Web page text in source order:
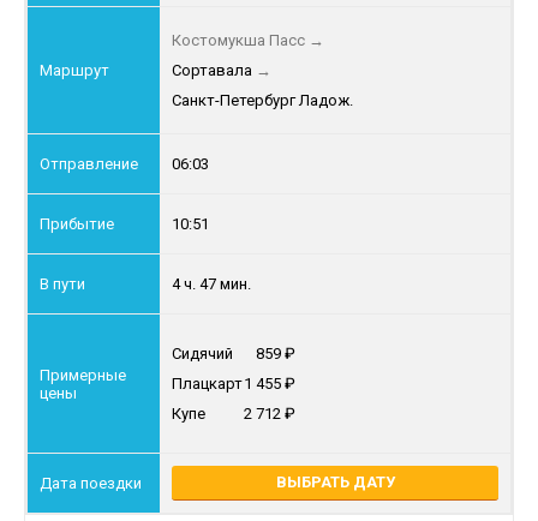
Костомукша Пасс →
Сортавала →
Санкт-Петербург Ладож.
06:03
10:51
4 ч. 47 мин.
Сидячий
859
Плацкарт1 455
Купе
2 712
ВЫБРАТЬ ДАТУ